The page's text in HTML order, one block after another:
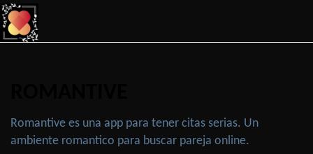
Romantive es una app para tener citas serias. Un
ambiente romantico para buscar pareja online.